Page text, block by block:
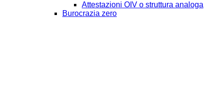
Attestazioni OIV o struttura analoga
Burocrazia zero